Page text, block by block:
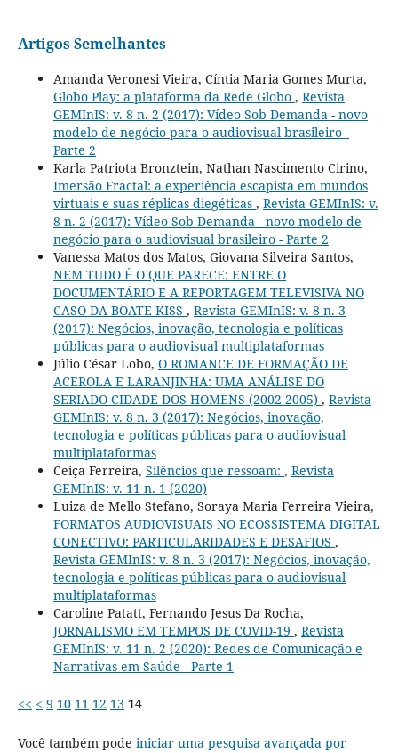
Artigos Semelhantes
Amanda Veronesi Vieira, Cíntia Maria Gomes Murta,
Globo Play: a plataforma da Rede Globo , Revista
GEMInIS: v. 8 n. 2 (2017): Vídeo Sob Demanda - novo
modelo de negócio para o audiovisual brasileiro -
Parte 2
Karla Patriota Bronztein, Nathan Nascimento Cirino,
Imersão Fractal: a experiência escapista em mundos
virtuais e suas réplicas diegéticas , Revista GEMInIS: v.
8 n. 2 (2017): Vídeo Sob Demanda - novo modelo de
negócio para o audiovisual brasileiro - Parte 2
Vanessa Matos dos Matos, Giovana Silveira Santos,
NEM TUDO É O QUE PARECE: ENTRE O
DOCUMENTÁRIO E A REPORTAGEM TELEVISIVA NO
CASO DA BOATE KISS , Revista GEMInIS: v. 8 n. 3
(2017): Negócios, inovação, tecnologia e políticas
públicas para o audiovisual multiplataformas
Júlio César Lobo, O ROMANCE DE FORMAÇÃO DE
ACEROLA E LARANJINHA: UMA ANÁLISE DO
SERIADO CIDADE DOS HOMENS (2002-2005) , Revista
GEMInIS: v. 8 n. 3 (2017): Negócios, inovação,
tecnologia e políticas públicas para o audiovisual
multiplataformas
Ceiça Ferreira, Silêncios que ressoam: , Revista
GEMInIS: v. 11 n. 1 (2020)
Luiza de Mello Stefano, Soraya Maria Ferreira Vieira,
FORMATOS AUDIOVISUAIS NO ECOSSISTEMA DIGITAL
CONECTIVO: PARTICULARIDADES E DESAFIOS ,
Revista GEMInIS: v. 8 n. 3 (2017): Negócios, inovação,
tecnologia e políticas públicas para o audiovisual
multiplataformas
Caroline Patatt, Fernando Jesus Da Rocha,
JORNALISMO EM TEMPOS DE COVID-19 , Revista
GEMInIS: v. 11 n. 2 (2020): Redes de Comunicação e
Narrativas em Saúde - Parte 1
<< < 9 10 11 12 13 14
Você também pode iniciar uma pesquisa avançada por